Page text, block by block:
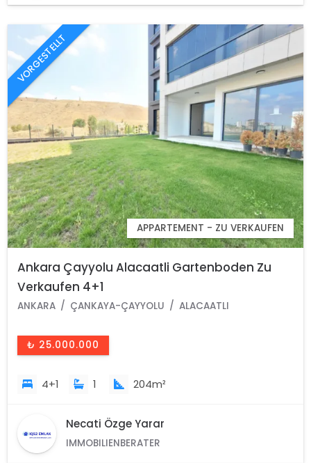
VORGESTELLT
APPARTEMENT - ZU VERKAUFEN
Ankara Çayyolu Alacaatli Gartenboden Zu
Verkaufen 4+1
ANKARA ÇANKAYA-ÇAYYOLU ALACAATLI
₺ 25.000.000
4+1 1 204m²
Necati Özge Yarar
IMMOBILIENBERATER